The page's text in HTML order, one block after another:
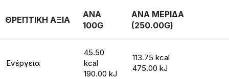
ΘΡΕΠΤΙΚΗ ΑΞΙΑ
ΑΝΑ
100G
ΑΝΑ ΜΕΡΙΔΑ
(250.00G)
Ενέργεια
45.50
kcal
190.00 kJ
113.75 kcal
475.00 kJ